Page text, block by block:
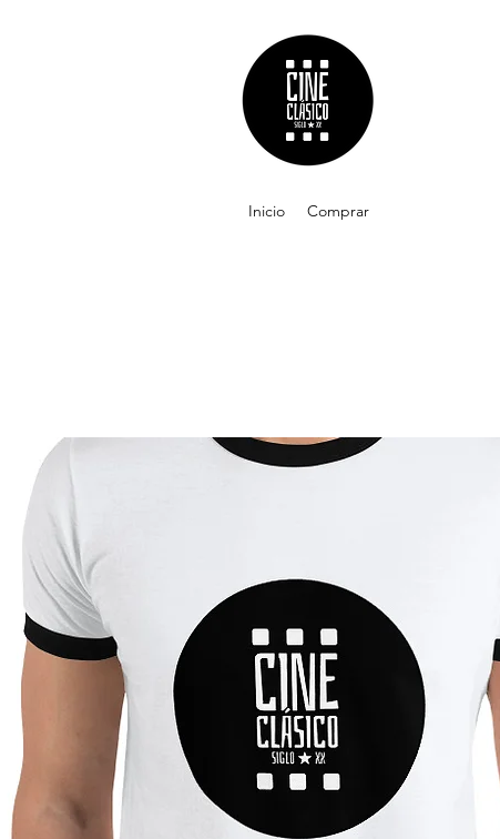
Inicio Comprar